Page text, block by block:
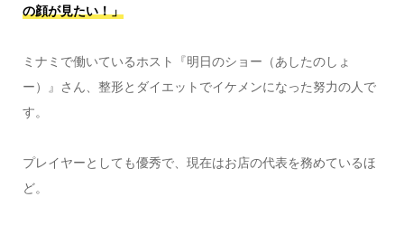
の顔が見たい！」
ミナミで働いているホスト『明日のショー（あしたのしょ
ー）』さん、整形とダイエットでイケメンになった努力の人で
す。
プレイヤーとしても優秀で、現在はお店の代表を務めているほ
ど。